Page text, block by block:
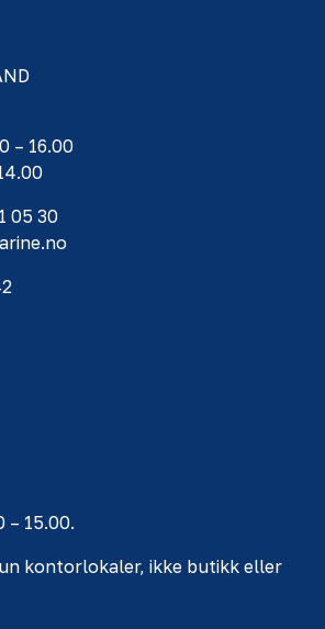
– 16.00
05 30
– 15.00.
kontorlokaler, ikke butikk eller